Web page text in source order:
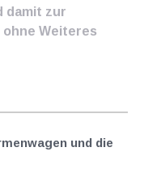
damit zur
Weiteres
und die